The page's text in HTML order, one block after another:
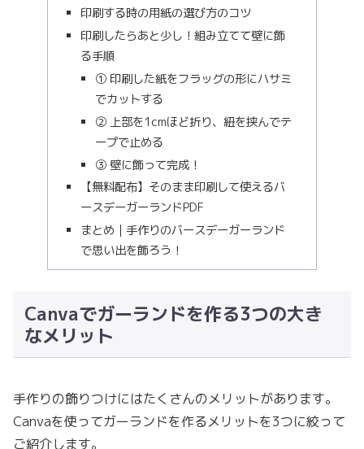
印刷する時の用紙の選び方のコツ
印刷したらあと少し！組み立てて壁に飾
る手順
① 印刷した紙をフラッグの形にハサミ
でカットする
② 上部を1cmほど折り、紐を挟んでテ
ープで止める
③ 壁に飾って完成！
【無料配布】そのまま印刷して使えるバ
ースデーガーランドPDF
まとめ｜手作りのバースデーガーランド
で思い出を飾ろう！
Canvaでガーランドを作る3つの大き
なメリット
手作りの飾りつけにはたくさんのメリットがあります。
Canvaを使ってガーランドを作るメリットを3つに絞って
ご紹介します。